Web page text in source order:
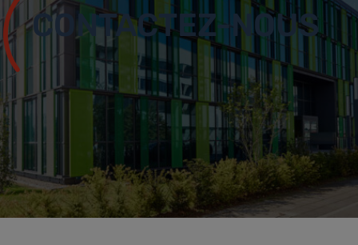
CONTACTEZ-NOUS